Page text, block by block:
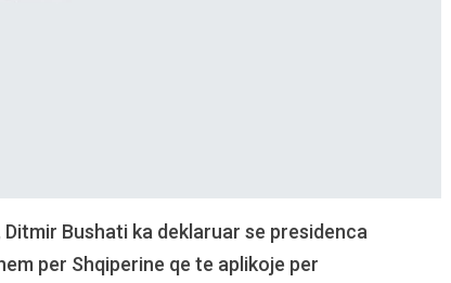
Bushati ka deklaruar se presidenca
per Shqiperine qe te aplikoje per